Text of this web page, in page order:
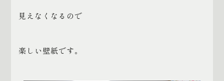
見えなくなるので
楽しい壁紙です。